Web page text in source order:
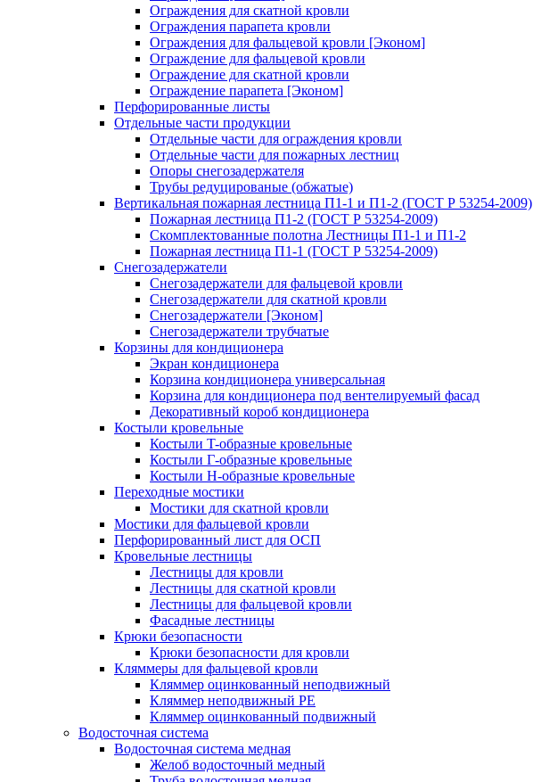
Ограждения для скатной кровли
Ограждения парапета кровли
Ограждения для фальцевой кровли [Эконом]
Ограждение для фальцевой кровли
Ограждение для скатной кровли
Ограждение парапета [Эконом]
Перфорированные листы
Отдельные части продукции
Отдельные части для ограждения кровли
Отдельные части для пожарных лестниц
Опоры снегозадержателя
Трубы редуцированые (обжатые)
Вертикальная пожарная лестница П1-1 и П1-2 (ГОСТ Р 53254-2009)
Пожарная лестница П1-2 (ГОСТ Р 53254-2009)
Скомплектованные полотна Лестницы П1-1 и П1-2
Пожарная лестница П1-1 (ГОСТ Р 53254-2009)
Снегозадержатели
Снегозадержатели для фальцевой кровли
Снегозадержатели для скатной кровли
Снегозадержатели [Эконом]
Снегозадержатели трубчатые
Корзины для кондиционера
Экран кондиционера
Корзина кондиционера универсальная
Корзина для кондиционера под вентелируемый фасад
Декоративный короб кондиционера
Костыли кровельные
Костыли T-образные кровельные
Костыли Г-образные кровельные
Костыли Н-образные кровельные
Переходные мостики
Мостики для скатной кровли
Мостики для фальцевой кровли
Перфорированный лист для ОСП
Кровельные лестницы
Лестницы для кровли
Лестницы для скатной кровли
Лестницы для фальцевой кровли
Фасадные лестницы
Крюки безопасности
Крюки безопасности для кровли
Кляммеры для фальцевой кровли
Кляммер оцинкованный неподвижный
Кляммер неподвижный PE
Кляммер оцинкованный подвижный
Водосточная система
Водосточная система медная
Желоб водосточный медный